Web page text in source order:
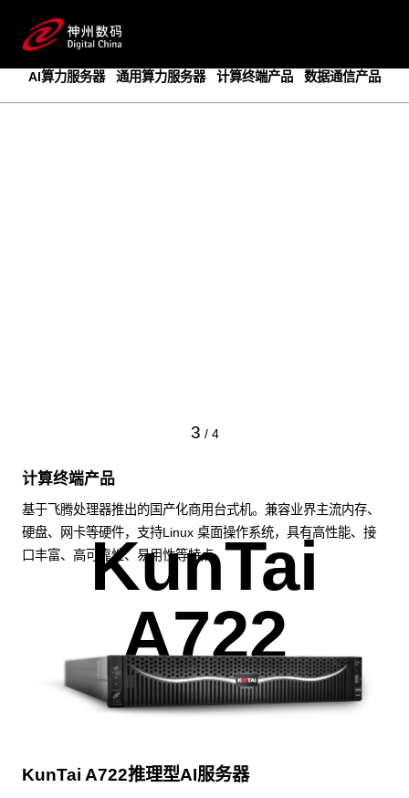
AI算力服务器
通用算力服务器 计算终端产品 数据通信产品
3 / 4
计算终端产品
基于飞腾处理器推出的国产化商用台式机。兼容业界主流内存、
硬盘、网卡等硬件，支持Linux 桌面操作系统，具有高性能、接
口丰富、高可靠性、易用性等特点。
KunTai
A722
KunTai A722推理型AI服务器